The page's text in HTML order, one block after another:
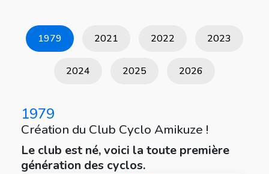
1979 2021 2022 2023
2024 2025 2026
1979
Création du Club Cyclo Amikuze !
Le club est né, voici la toute première
génération des cyclos.